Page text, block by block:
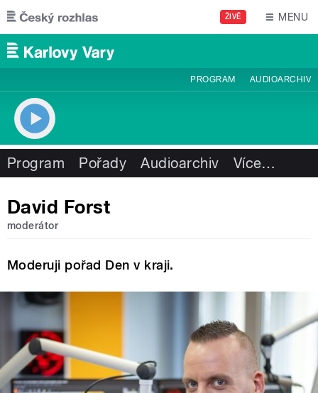
Přejít k hlavnímu obsahu
ŽIVĚ MENU
PROGRAM AUDIOARCHIV
Program Pořady Audioarchiv Více…
David Forst
moderátor
Moderuji pořad Den v kraji.